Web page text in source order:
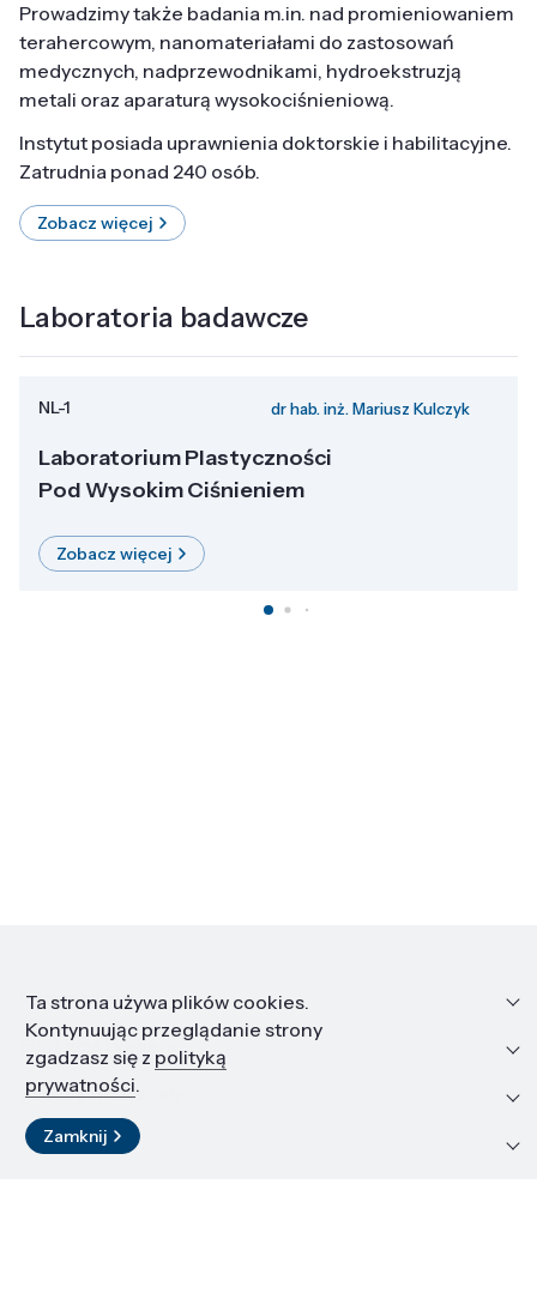
Prowadzimy także badania m.in. nad promieniowaniem
terahercowym, nanomateriałami do zastosowań
medycznych, nadprzewodnikami, hydroekstruzją
metali oraz aparaturą wysokociśnieniową.
Instytut posiada uprawnienia doktorskie i habilitacyjne.
Zatrudnia ponad 240 osób.
Zobacz więcej
Laboratoria badawcze
NL-1 dr hab. inż. Mariusz Kulczyk
Laboratorium Plastyczności
Pod Wysokim Ciśnieniem
Zobacz więcej
Informacje
Edukacja i kariera
Zasoby i materiały
Kontakt
Ta strona używa plików cookies.
Kontynuując przeglądanie strony
zgadzasz się z polityką
prywatności.
Zamknij